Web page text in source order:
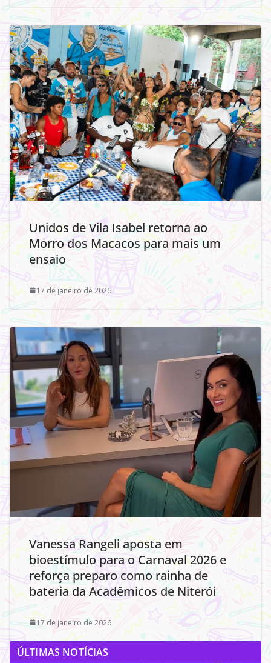
Unidos de Vila Isabel retorna ao
Morro dos Macacos para mais um
ensaio
17 de janeiro de 2026
Vanessa Rangeli aposta em
bioestímulo para o Carnaval 2026 e
reforça preparo como rainha de
bateria da Acadêmicos de Niterói
17 de janeiro de 2026
ÚLTIMAS NOTÍCIAS